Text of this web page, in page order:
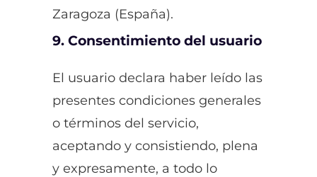
Zaragoza (España).
9. Consentimiento del usuario
El usuario declara haber leído las
presentes condiciones generales
o términos del servicio,
aceptando y consistiendo, plena
y expresamente, a todo lo